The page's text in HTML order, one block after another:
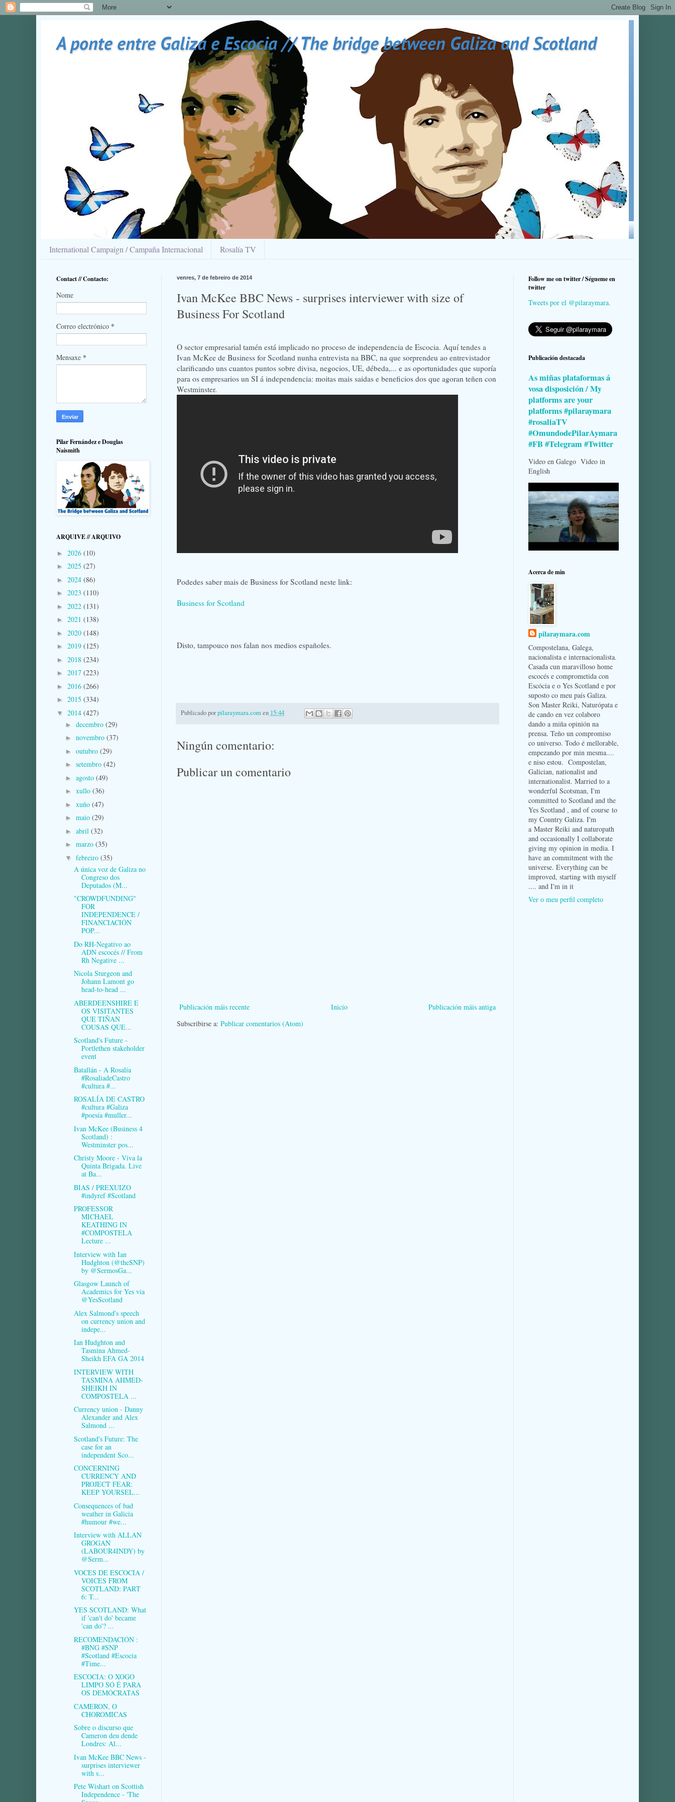
A ponte entre Galiza e Escocia // The bridge between Galiza and Scotland
International Campaign / Campaña Internacional Rosalía TV
venres, 7 de febreiro de 2014
Ivan McKee BBC News - surprises interviewer with size of
Business For Scotland
O sector empresarial tamén está implicado no proceso de independencia de Escocia. Aquí tendes a
Ivan McKee de Business for Scotland nunha entrevista na BBC, na que sorprendeu ao entrevistador
clarificando uns cuantos puntos sobre divisa, negocios, UE, débeda,... e as oportunidades que suporía
para os empresarios un SI á independencia: moitas mais saidas e beneficios dos que agoran teñen con
Westminster.
Podedes saber mais de Business for Scotland neste link:
Business for Scotland
Disto, tampouco nos falan nos medios españoles.
Publicado porpilaraymara.comen 15:44
Ningún comentario:
Publicar un comentario
Publicación máis recente Publicación máis antiga
Inicio
Subscribirse a: Publicar comentarios (Atom)
Contact // Contacto:
Nome
Correo electrónico *
Mensaxe *
Pilar Fernández e Douglas
Naismith
ARQUIVE // ARQUIVO
► 2026 (10)
► 2025 (27)
► 2024 (86)
► 2023 (110)
► 2022 (131)
► 2021 (138)
► 2020 (148)
► 2019 (125)
► 2018 (234)
► 2017 (223)
► 2016 (266)
► 2015 (334)
▼ 2014 (427)
► decembro (29)
► novembro (37)
► outubro (29)
► setembro (42)
► agosto (49)
► xullo (36)
► xuño (47)
► maio (29)
► abril (32)
► marzo (35)
▼ febreiro (35)
A única voz de Galiza no
Congreso dos
Deputados (M...
"CROWDFUNDING"
FOR
INDEPENDENCE /
FINANCIACIÓN
POP...
Do RH-Negativo ao
ADN escocés // From
Rh Negative ...
Nicola Sturgeon and
Johann Lamont go
head-to-head ...
ABERDEENSHIRE E
OS VISITANTES
QUE TIÑAN
COUSAS QUE...
Scotland's Future -
Portlethen stakeholder
event
Batallán - A Rosalía
#RosaliadeCastro
#cultura #...
ROSALÍA DE CASTRO
#cultura #Galiza
#poesía #muller...
Ivan McKee (Business 4
Scotland) :
Westminster pos...
Christy Moore - Viva la
Quinta Brigada. Live
at Ba...
BIAS / PREXUIZO
#indyref #Scotland
PROFESSOR
MICHAEL
KEATHING IN
#COMPOSTELA
Lecture ...
Interview with Ian
Hudghton (@theSNP)
by @SermosGa...
Glasgow Launch of
Academics for Yes via
@YesScotland
Alex Salmond's speech
on currency union and
indepe...
Ian Hudghton and
Tasmina Ahmed-
Sheikh EFA GA 2014
INTERVIEW WITH
TASMINA AHMED-
SHEIKH IN
COMPOSTELA ...
Currency union - Danny
Alexander and Alex
Salmond ...
Scotland's Future: The
case for an
independent Sco...
CONCERNING
CURRENCY AND
PROJECT FEAR:
KEEP YOURSEL...
Consequences of bad
weather in Galicia
#humour #we...
Interview with ALLAN
GROGAN
(LABOUR4INDY) by
@Serm...
VOCES DE ESCOCIA /
VOICES FROM
SCOTLAND: PART
6: T...
YES SCOTLAND: What
if 'can't do' became
'can do'? ...
RECOMENDACIÓN :
#BNG #SNP
#Scotland #Escocia
#Time...
ESCOCIA: O XOGO
LIMPO SÓ É PARA
OS DEMÓCRATAS
CAMERON, O
CHOROMICAS
Sobre o discurso que
Cameron deu dende
Londres: Al...
Ivan McKee BBC News -
surprises interviewer
with s...
Pete Wishart on Scottish
Independence - 'The
Follow me on twitter / Ségueme en
twitter
Tweets por el @pilaraymara.
Publicación destacada
As miñas plataformas á
vosa disposición / My
platforms are your
platforms #pilaraymara
#rosaliaTV
#OmundodePilarAymara
#FB #Telegram #Twitter
Video en Galego Video in
English
Acerca de min
pilaraymara.com
Compostelana, Galega,
nacionalista e internacionalista.
Casada cun maravilloso home
escocés e comprometida con
Escócia e o Yes Scotland e por
suposto co meu país Galiza.
Son Master Reiki, Naturópata e
de cando en vez colaboro
dando a miña opinión na
prensa. Teño un compromiso
co universo. Todo é mellorable,
empezando por min mesma....
e niso estou. Compostelan,
Galician, nationalist and
internationalist. Married to a
wonderful Scotsman, I'm
committed to Scotland and the
Yes Scotland , and of course to
my Country Galiza. I'm
a Master Reiki and naturopath
and occasionally I collaborate
giving my opinion in media. I
have an commitment with the
universe. Everything can be
improved, starting with myself
.... and I'm in it
Ver o meu perfil completo